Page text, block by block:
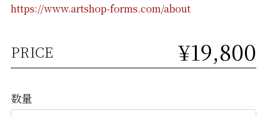
https://www.artshop-forms.com/about
PRICE ¥19,800
数量